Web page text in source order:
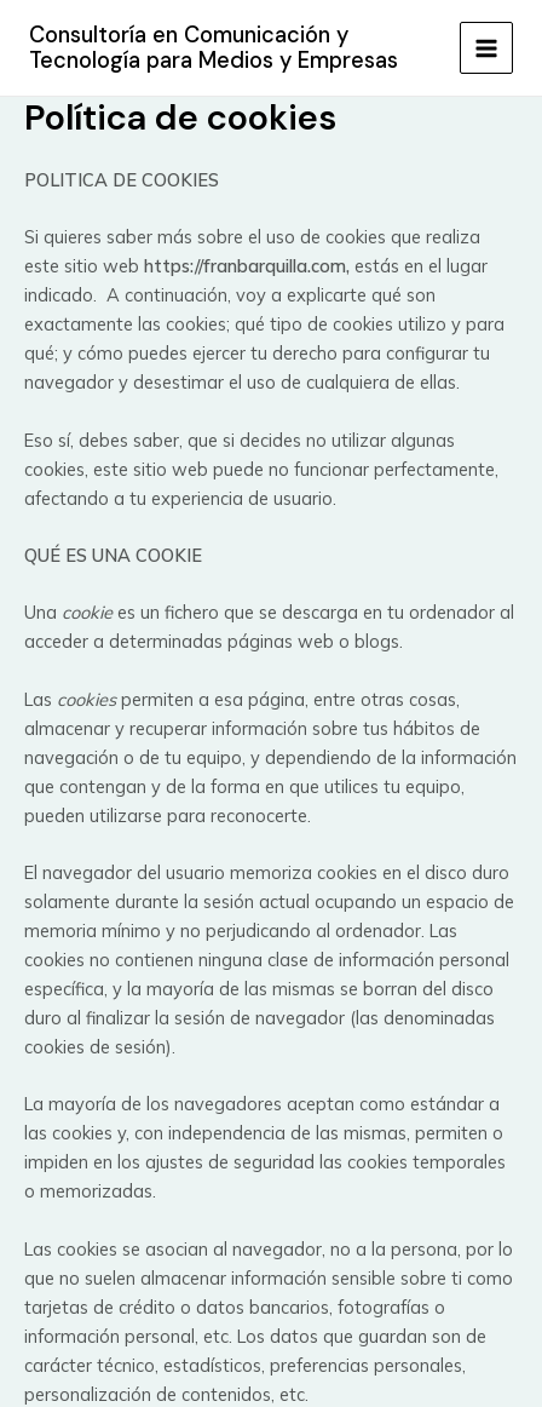
contenido
Consultoría en Comunicación y
Tecnología para Medios y Empresas
MAIN
Política de cookies
POLITICA DE COOKIES
Si quieres saber más sobre el uso de cookies que realiza
este sitio web https://franbarquilla.com, estás en el lugar
indicado. A continuación, voy a explicarte qué son
exactamente las cookies; qué tipo de cookies utilizo y para
qué; y cómo puedes ejercer tu derecho para configurar tu
navegador y desestimar el uso de cualquiera de ellas.
Eso sí, debes saber, que si decides no utilizar algunas
cookies, este sitio web puede no funcionar perfectamente,
afectando a tu experiencia de usuario.
QUÉ ES UNA COOKIE
Una cookiees un fichero que se descarga en tu ordenador al
acceder a determinadas páginas web o blogs.
Las cookiespermiten a esa página, entre otras cosas,
almacenar y recuperar información sobre tus hábitos de
navegación o de tu equipo, y dependiendo de la información
que contengan y de la forma en que utilices tu equipo,
pueden utilizarse para reconocerte.
El navegador del usuario memoriza cookies en el disco duro
solamente durante la sesión actual ocupando un espacio de
memoria mínimo y no perjudicando al ordenador. Las
cookies no contienen ninguna clase de información personal
específica, y la mayoría de las mismas se borran del disco
duro al finalizar la sesión de navegador (las denominadas
cookies de sesión).
La mayoría de los navegadores aceptan como estándar a
las cookies y, con independencia de las mismas, permiten o
impiden en los ajustes de seguridad las cookies temporales
o memorizadas.
Las cookies se asocian al navegador, no a la persona, por lo
que no suelen almacenar información sensible sobre ti como
tarjetas de crédito o datos bancarios, fotografías o
información personal, etc. Los datos que guardan son de
carácter técnico, estadísticos, preferencias personales,
personalización de contenidos, etc.